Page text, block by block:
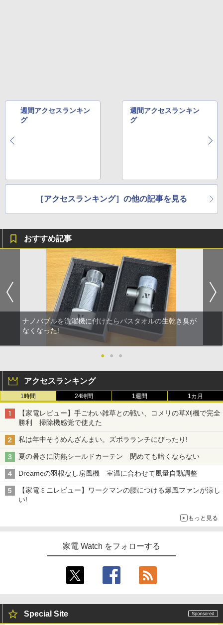
週間アクセスランキン
グ
週間アクセスランキン
グ
［アクセスランキング］の他の記事を見る
おすすめ記事
ナノバブルを洗濯機に付けたらバスタオルの生乾き臭が
なくなった!
● ● ●
アクセスランキング
1時間 24時間 1週間 1カ月
【家電レビュー】手ごわい雑草との戦い、コメリの草刈機で完全
勝利 掃除機感覚で使えた
私は年中そうめんざんまい。ズボラランチにぴったり!
夏の暑さに防熱シールドカーテン 閉めても暗くならない
Dreameの羽根なし扇風機 室温に合わせて風量自動調整
【家電ミニレビュー】ワークマンの腰につける爆風ファンが涼し
い!
もっと見る
家電 Watch をフォローする
Special Site